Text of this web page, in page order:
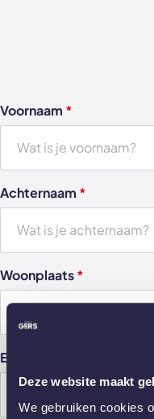
Deze website maakt
We gebruiken cookies
Voornaam *
Achternaam *
Woonplaats*
E-mailadres